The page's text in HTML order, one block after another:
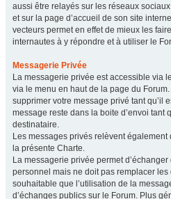
aussi être relayés sur les réseaux
et sur la page d’accueil de son site
vecteurs permet en effet de mieux les
internautes à y répondre et à utiliser le
Messagerie Privée
La messagerie privée est accessible via
via le menu en haut de la page du
supprimer votre message privé tant qu’il
message reste dans la boite d’envoi tant
destinataire.
Les messages privés relèvent
la présente Charte.
La messagerie privée permet
personnel mais ne doit pas remplacer
souhaitable que l’utilisation de la
d’échanges publics sur le Forum. Plus